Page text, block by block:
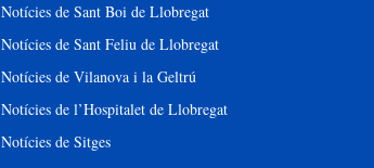
Notícies de Sant Boi de Llobregat
Notícies de Sant Feliu de Llobregat
Notícies de Vilanova i la Geltrú
Notícies de l’Hospitalet de Llobregat
Notícies de Sitges